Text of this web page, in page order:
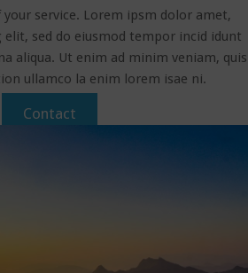
service. Lorem ipsm dolor amet,
elit, sed do eiusmod tempor incid idunt
aliqua. Ut enim ad minim veniam, quis
ullamco la enim lorem isae ni.​
Contact